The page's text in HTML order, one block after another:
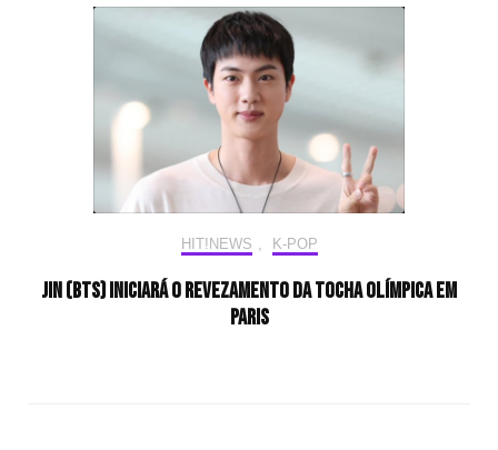
HIT!NEWS , K-POP
Jin (BTS) iniciará o revezamento da tocha olímpica em
Paris